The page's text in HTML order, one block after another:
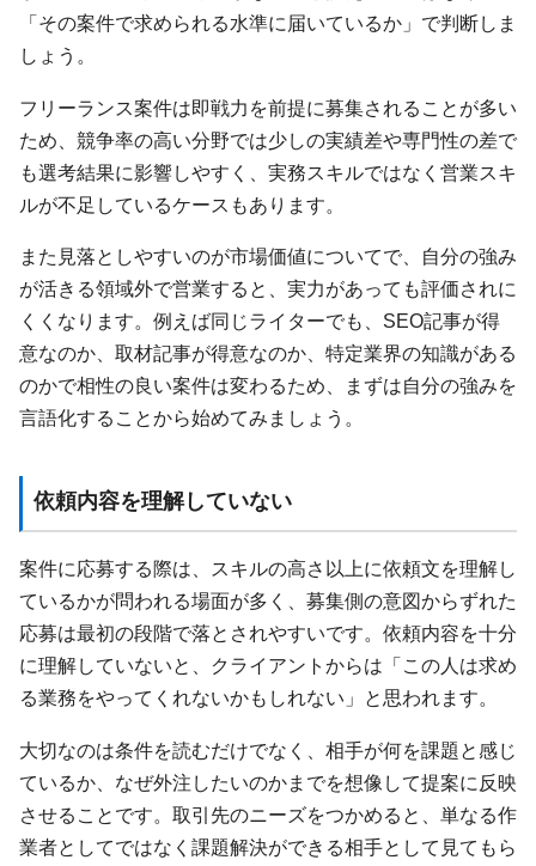
「その案件で求められる水準に届いているか」で判断しま
しょう。
フリーランス案件は即戦力を前提に募集されることが多い
ため、競争率の高い分野では少しの実績差や専門性の差で
も選考結果に影響しやすく、実務スキルではなく営業スキ
ルが不足しているケースもあります。
また見落としやすいのが市場価値についてで、自分の強み
が活きる領域外で営業すると、実力があっても評価されに
くくなります。例えば同じライターでも、SEO記事が得
意なのか、取材記事が得意なのか、特定業界の知識がある
のかで相性の良い案件は変わるため、まずは自分の強みを
言語化することから始めてみましょう。
依頼内容を理解していない
案件に応募する際は、スキルの高さ以上に依頼文を理解し
ているかが問われる場面が多く、募集側の意図からずれた
応募は最初の段階で落とされやすいです。依頼内容を十分
に理解していないと、クライアントからは「この人は求め
る業務をやってくれないかもしれない」と思われます。
大切なのは条件を読むだけでなく、相手が何を課題と感じ
ているか、なぜ外注したいのかまでを想像して提案に反映
させることです。取引先のニーズをつかめると、単なる作
業者としてではなく課題解決ができる相手として見てもら